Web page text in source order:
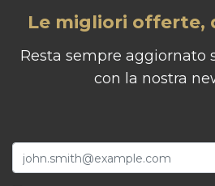
Le migliori offerte,
Resta sempre aggiornato
con la nostra